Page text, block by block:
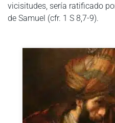
vicisitudes, sería ratificado
de Samuel (cfr. 1 S 8,7-9).